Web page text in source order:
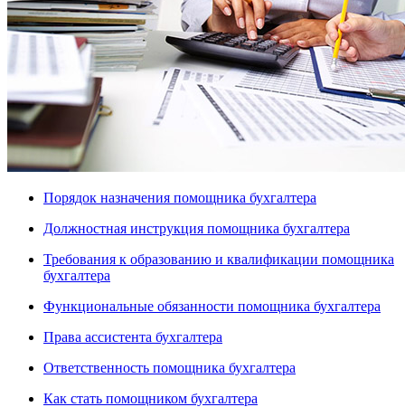
Порядок назначения помощника бухгалтера
Должностная инструкция помощника бухгалтера
Требования к образованию и квалификации помощника
бухгалтера
Функциональные обязанности помощника бухгалтера
Права ассистента бухгалтера
Ответственность помощника бухгалтера
Как стать помощником бухгалтера